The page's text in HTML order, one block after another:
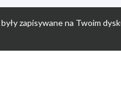
zapisywane na Twoim